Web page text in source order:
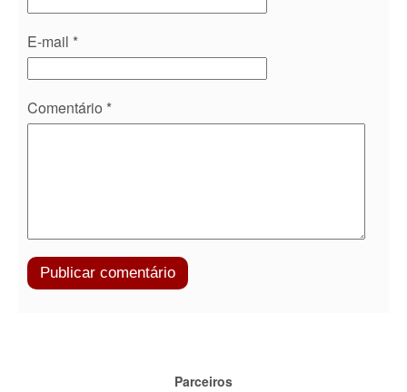
E-mail *
Comentário *
Parceiros